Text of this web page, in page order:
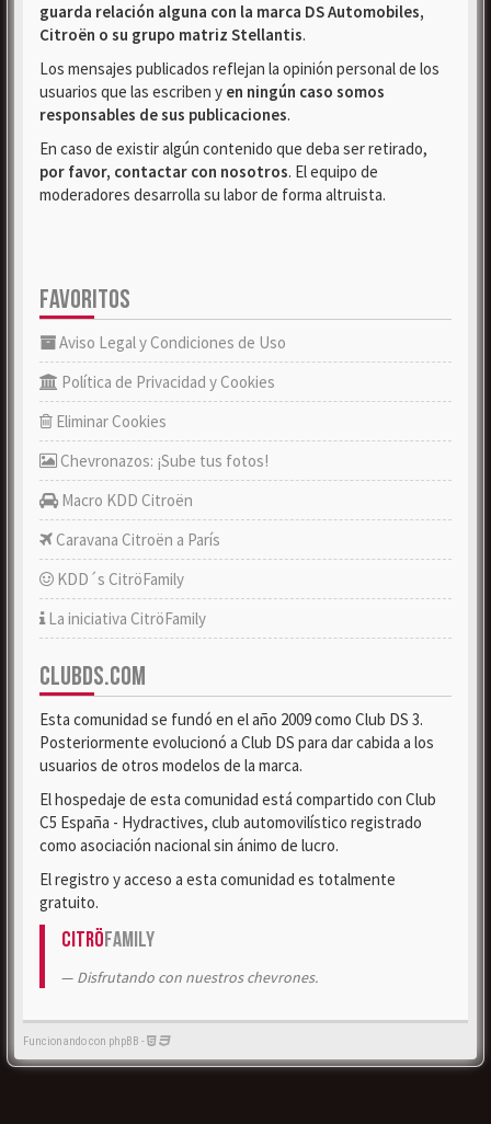
guarda relación alguna con la marca DS Automobiles,
Citroën o su grupo matriz Stellantis.
Los mensajes publicados reflejan la opinión personal de los
usuarios que las escriben y en ningún caso somos
responsables de sus publicaciones.
En caso de existir algún contenido que deba ser retirado,
por favor, contactar con nosotros. El equipo de
moderadores desarrolla su labor de forma altruista.
FAVORITOS
Aviso Legal y Condiciones de Uso
Política de Privacidad y Cookies
Eliminar Cookies
Chevronazos: ¡Sube tus fotos!
Macro KDD Citroën
Caravana Citroën a París
KDD´s CitröFamily
La iniciativa CitröFamily
CLUBDS.COM
Esta comunidad se fundó en el año 2009 como Club DS 3.
Posteriormente evolucionó a Club DS para dar cabida a los
usuarios de otros modelos de la marca.
El hospedaje de esta comunidad está compartido con Club
C5 España - Hydractives, club automovilístico registrado
como asociación nacional sin ánimo de lucro.
El registro y acceso a esta comunidad es totalmente
gratuito.
CitröFamily
Disfrutando con nuestros chevrones.
Funcionando con phpBB -